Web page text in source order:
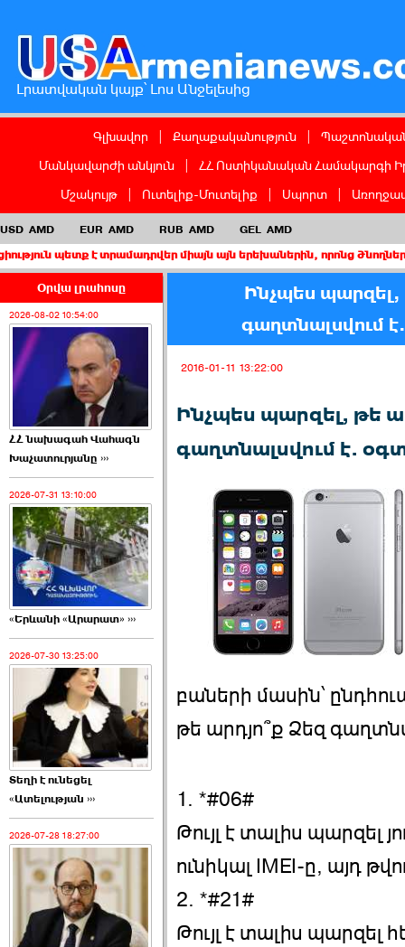
Լրատվական կայք՝ Լոս Անջելեսից
Գլխավոր Քաղաքականություն
Մանկավարժի անկյուն
ՀՀ Ոստիկանական Համակարգի
Մշակույթ
Ուտելիք-Մուտելիք Սպորտ
USD AMD EUR AMD RUB AMD GEL AMD
է տրամադրվեր միայն այն երեխաներին, որոնց ծնողներից
Օրվա լրահոսը
2026-08-02 10:54:00
ՀՀ նախագահ Վահագն
Խաչատուրյանը ›››
2026-07-31 13:10:00
«Երևանի «Արարատ» ›››
2026-07-30 13:25:00
Տեղի է ունեցել
«Ատելության ›››
2026-07-28 18:27:00
Ինչպես
գաղտնալսվում
2016-01-11 13:22:00
Ինչպես պարզել, թե
գաղտնալսվում է.
բաների մասին՝
թե արդյո՞ք Ձեզ
1. *#06#
Թույլ է տալիս պարզել
ունիկալ IMEI-ը, այդ
2. *#21#
Թույլ է տալիս